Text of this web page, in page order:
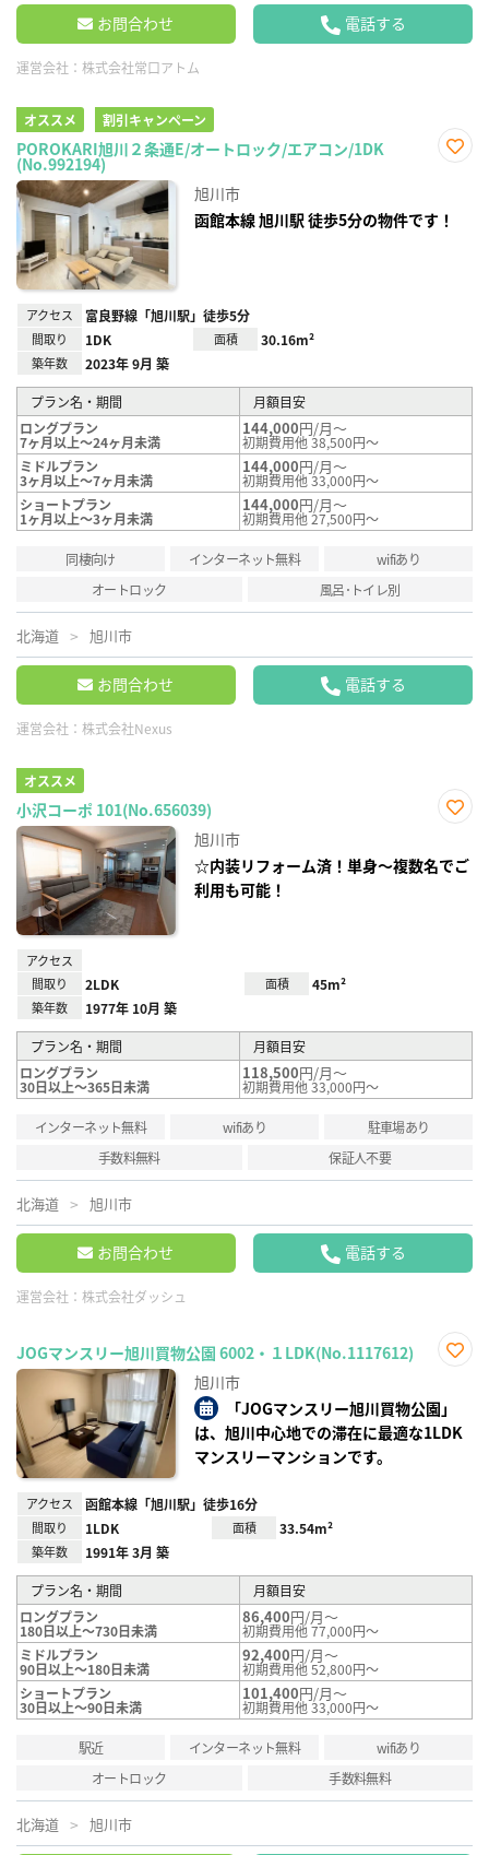
お問合わせ 電話する
運営会社： 株式会社常口アトム
オススメ 割引キャンペーン
POROKARI旭川２条通E/オートロック/エアコン/1DK
(No.992194)
録
旭川市
函館本線 旭川駅 徒歩5分の物件です！
アクセス 富良野線「旭川駅」徒歩5分
間取り 1DK 面積 30.16m²
築年数 2023年 9月 築
プラン名・期間
月額目安
ロングプラン
7ヶ月以上～24ヶ月未満
144,000円/月～
初期費用他 38,500円～
ミドルプラン
3ヶ月以上～7ヶ月未満
144,000円/月～
初期費用他 33,000円～
ショートプラン
1ヶ月以上～3ヶ月未満
144,000円/月～
初期費用他 27,500円～
同棲向け インターネット無料
wifiあり
オートロック
風呂･トイレ別
北海道 旭川市
お問合わせ 電話する
運営会社： 株式会社Nexus
オススメ
小沢コーポ 101(No.656039)
り登
録
旭川市
☆内装リフォーム済！単身～複数名でご
利用も可能！
アクセス
間取り
2LDK 面積 45m²
築年数 1977年 10月 築
プラン名・期間
月額目安
ロングプラン
30日以上～365日未満
118,500円/月～
初期費用他 33,000円～
インターネット無料 wifiあり
駐車場あり
手数料無料
保証人不要
北海道 旭川市
お問合わせ 電話する
運営会社： 株式会社ダッシュ
JOGマンスリー旭川買物公園 6002・１LDK(No.1117612)
り登
録
旭川市
「JOGマンスリー旭川買物公園」
は、旭川中心地での滞在に最適な1LDK
マンスリーマンションです。
アクセス 函館本線「旭川駅」徒歩16分
間取り 1LDK 面積 33.54m²
築年数 1991年 3月 築
プラン名・期間
月額目安
ロングプラン
180日以上～730日未満
86,400円/月～
初期費用他 77,000円～
ミドルプラン
90日以上～180日未満
92,400円/月～
初期費用他 52,800円～
ショートプラン
30日以上～90日未満
101,400円/月～
初期費用他 33,000円～
駅近 インターネット無料
wifiあり
オートロック
手数料無料
北海道 旭川市